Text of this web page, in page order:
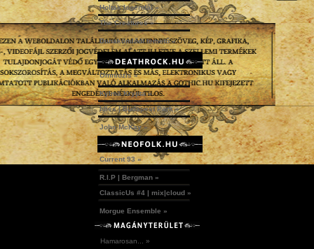
Holtak legendái »
The Creatures »
Dunakömlődi temető »
Omniozis »
Kylmä Krypta »
Idles | Budapest Park »
John McKay »
Current 93 »
R.I.P | Bergman »
ClassicUs #4 | mix|cloud »
Morgue Ensemble »
Hamarosan... »